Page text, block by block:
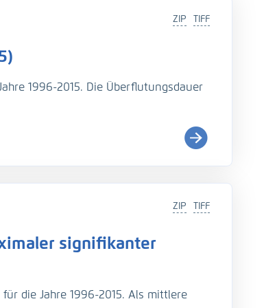
TIFF
ZIP
1996-2015. Die Überflutungsdauer
wiki.baw.de/de/index.php/Tidekennwer
SediMorph-Unk, doi:
EasyGSH-DB, doi:
P., Kösters, F. (2021): An
TIFF
ZIP
signifikanter
die Jahre 1996-2015. Als mittlere